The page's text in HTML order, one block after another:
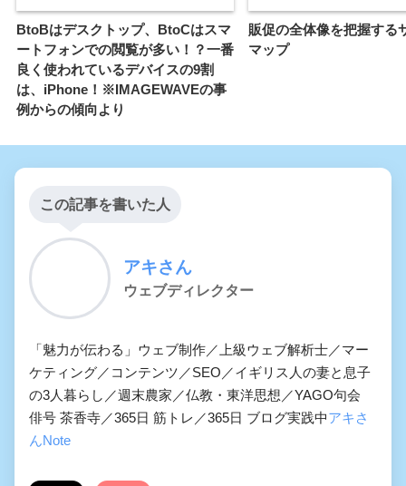
BtoBはデスクトップ、BtoCはスマ
ートフォンでの閲覧が多い！？一番
良く使われているデバイスの9割
は、iPhone！※IMAGEWAVEの事
例からの傾向より
販促の全体像を把握する
マップ
この記事を書いた人
アキさん
ウェブディレクター
「魅力が伝わる」ウェブ制作／上級ウェブ解析士／マー
ケティング／コンテンツ／SEO／イギリス人の妻と息子
の3人暮らし／週末農家／仏教・東洋思想／YAGO句会
俳号 茶香寺／365日 筋トレ／365日 ブログ実践中アキさ
んNote